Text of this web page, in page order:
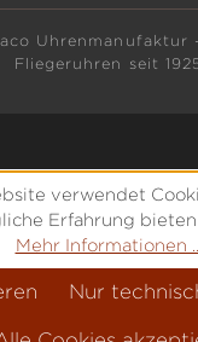
Uhrenmanufaktur
Fliegeruhren seit
verwendet
Erfahrung bieten
Mehr Informationen ...
Nur